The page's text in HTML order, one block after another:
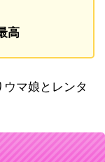
高
マ娘とレンタ